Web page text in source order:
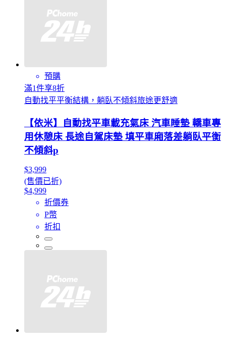
預購
滿1件享8折
自動找平平衡結構，躺臥不傾斜旅途更舒適
【依米】自動找平車載充氣床 汽車睡墊 轎車專
用休憩床 長途自駕床墊 填平車廂落差躺臥平衡
不傾斜p
$3,999
(售價已折)
$4,999
折價券
P幣
折扣